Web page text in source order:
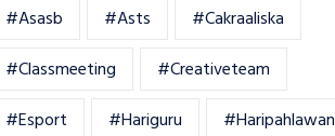
#asasb
#asts
#cakraaliska
#classmeeting
#creativeteam
#esport
#hariguru
#haripahlawan